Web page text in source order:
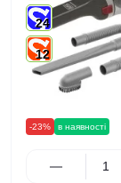
-23% в наявності
24
12